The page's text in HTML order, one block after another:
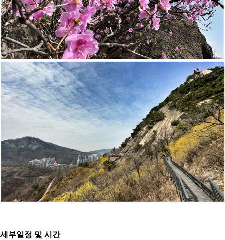
세부일정 및 시간